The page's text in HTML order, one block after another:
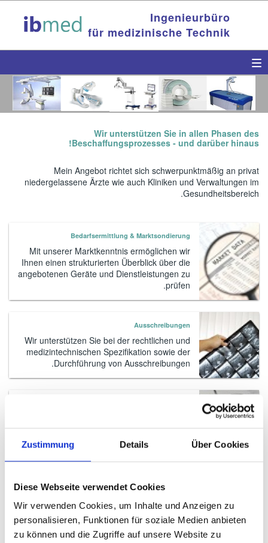
Zustimmung Details Über Cookies
Diese Webseite verwendet Cookies
Wir verwenden Cookies, um Inhalte und Anzeigen zu
personalisieren, Funktionen für soziale Medien anbieten
zu können und die Zugriffe auf unsere Website zu
Ingenieurbüro
für medizinische Technik
Wir unterstützen Sie in allen Phasen des
Beschaffungsprozesses - und darüber hinaus!
Mein Angebot richtet sich schwerpunktmäßig an privat
niedergelassene Ärzte wie auch Kliniken und Verwaltungen im
Gesundheitsbereich.
Bedarfsermittlung & Marktsondierung
Mit unserer Marktkenntnis ermöglichen wir
Ihnen einen strukturierten Überblick über die
angebotenen Geräte und Dienstleistungen zu
prüfen.
Ausschreibungen
Wir unterstützen Sie bei der rechtlichen und
medizintechnischen Spezifikation sowie der
Durchführung von Ausschreibungen.
wir für Sie Einsparungen bei
Angebotsverhandlungen.
der Vertragserfüllung und dafür, dass Sie
ständig über den aktuellen Stand informiert
sind.